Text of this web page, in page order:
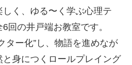
く、ゆる〜く学ぶ心理テ
回の井戸端お教室です。
ター化”し、物語を進めなが
と身につくロールプレイング